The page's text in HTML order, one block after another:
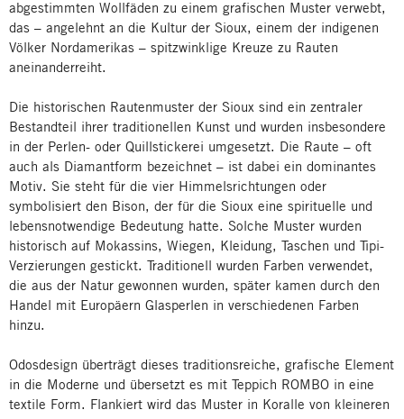
abgestimmten Wollfäden zu einem grafischen Muster verwebt,
das – angelehnt an die Kultur der Sioux, einem der indigenen
Völker Nordamerikas – spitzwinklige Kreuze zu Rauten
aneinanderreiht.
Die historischen Rautenmuster der Sioux sind ein zentraler
Bestandteil ihrer traditionellen Kunst und wurden insbesondere
in der Perlen- oder Quillstickerei umgesetzt. Die Raute – oft
auch als Diamantform bezeichnet – ist dabei ein dominantes
Motiv. Sie steht für die vier Himmelsrichtungen oder
symbolisiert den Bison, der für die Sioux eine spirituelle und
lebensnotwendige Bedeutung hatte. Solche Muster wurden
historisch auf Mokassins, Wiegen, Kleidung, Taschen und Tipi-
Verzierungen gestickt. Traditionell wurden Farben verwendet,
die aus der Natur gewonnen wurden, später kamen durch den
Handel mit Europäern Glasperlen in verschiedenen Farben
hinzu.
Odosdesign überträgt dieses traditionsreiche, grafische Element
in die Moderne und übersetzt es mit Teppich ROMBO in eine
textile Form. Flankiert wird das Muster in Koralle von kleineren